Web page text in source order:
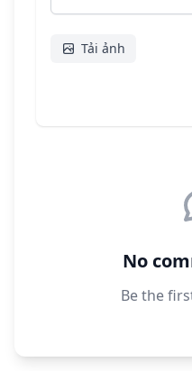
Tải ảnh
No
Be the